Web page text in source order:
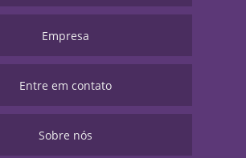
Empresa
Entre em contato
Sobre nós